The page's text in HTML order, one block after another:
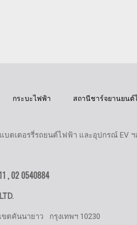
กระบะไฟฟ้า สถานีชาร์จยานยนต์
บตเตอรรี่รถยนต์ไฟฟ้า และอุปกรณ์ EV ฯ
,02 0540884
ขตคันนายาว กรุงเทพฯ 10230